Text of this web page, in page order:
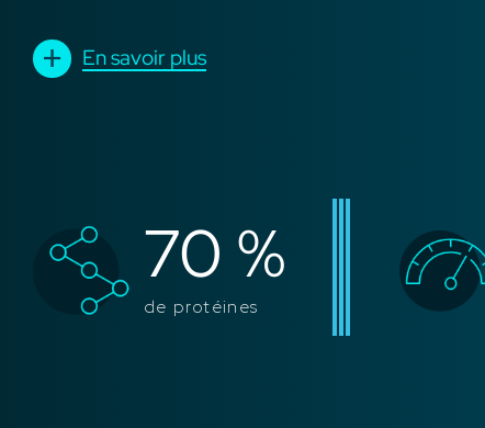
En savoir plus
70 %
de protéines